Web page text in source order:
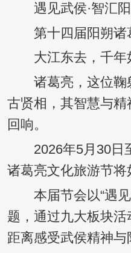
遇见武侯·智汇阳
第十四届阳朔诸
大江东去，千年
诸葛亮，这位鞠
古贤相，其智慧与
回响。
2026年5月30日
诸葛亮文化旅游节将
本届节会以“遇见
题，通过九大板块
距离感受武侯精神与